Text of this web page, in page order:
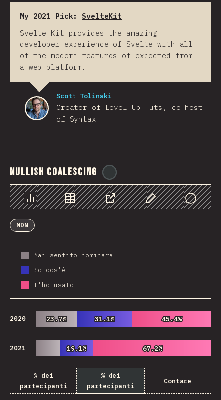
My 2021 Pick: SvelteKit
Svelte Kit provides the amazing
developer experience of Svelte with all
of the modern features of expected from
a web platform.
Scott Tolinski
Creator of Level-Up Tuts, co-host
of Syntax
Nullish Coalescing
Grafico Dati CondividerePersonalizza i dati
Comments
MDN
Mai sentito nominare
So cos'è
L'ho usato
2020 23.7%
23.7% 31.1%
31.1% 45.4%
45.4%
2021 19.1%
19.1% 67.2%
67.2%
% dei
partecipanti
% dei
partecipanti
Contare